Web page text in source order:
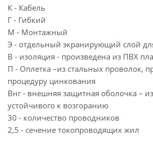
К - Кабель
Г - Гибкий
М - Монтажный
Э - отдельный экранирующий слой
В - изоляция - произведена из ПВХ
П - Оплетка –из стальных проволок,
процедуру цинкования
Внг - внешняя защитная оболочка –
устойчивого к возгоранию
30 - количество проводников
2,5 - сечение токопроводящих жил